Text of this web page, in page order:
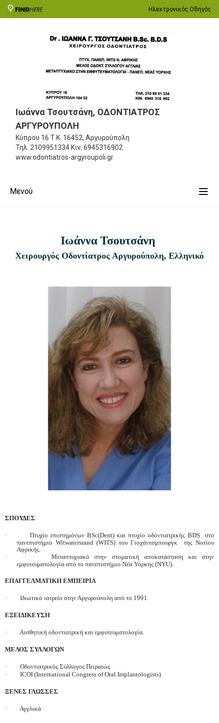
Ηλεκτρονικός Οδηγός
Ιωάννα Τσουτσάνη, ΟΔΟΝΤΙΑΤΡΟΣ
ΑΡΓΥΡΟΥΠΟΛΗ
Κύπρου 16 Τ.Κ. 16452, Αργυρούπολη
Τηλ. 2109951334 Κιν. 6945316902
www.odontiatros-argyroupoli.gr
Μενού
Ιωάννα Τσουτσάνη
Χειρουργός Οδοντίατρος Αργυρούπολη, Ελληνικό
ΣΠΟΥΔΕΣ
· Πτυχίο επιστημόνων BSc(Dent) και πτυχίο οδοντιατρικής BDSστο
πανεπιστήμιο Witwatersrand(WITS) του Γιοχάνεσμπουργκ της Νοτίου
Αφρικής.
·
Μεταπτυχιακό στην στοματική αποκατάσταση και στην
εμφυτευματολογία από το πανεπιστήμιο Νέα Υόρκης (NYU).
ΕΠΑΓΓΕΛΜΑΤΙΚΗ ΕΜΠΕΙΡΙΑ
· Ιδιωτικό ιατρείο στην Αργυρούπολη από το 1991.
ΕΞΕΙΔΙΚΕΥΣΗ
· Αισθητική οδοντιατρική και εμφυτευματολογία.
ΜΕΛΟΣ ΣΥΛΛΟΓΩΝ
·
Οδοντιατρικός Σύλλογος Πειραιώς
·
ICOI (International Congress of Oral Implantologists)
ΞΕΝΕΣ ΓΛΩΣΣΕΣ
· Αγγλικά